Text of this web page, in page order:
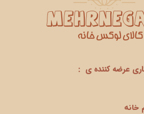
عرضه کننده ی :
خانه